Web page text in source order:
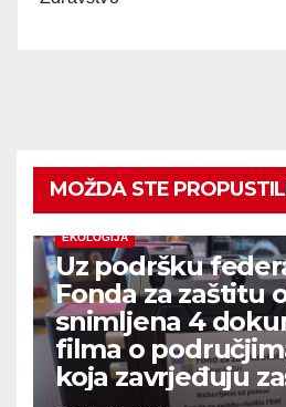
MOŽDA STE
EKOLOGIJA
Uz podršku
Fonda za zaštitu
snimljena 4
filma o
koja zavrjeđuju